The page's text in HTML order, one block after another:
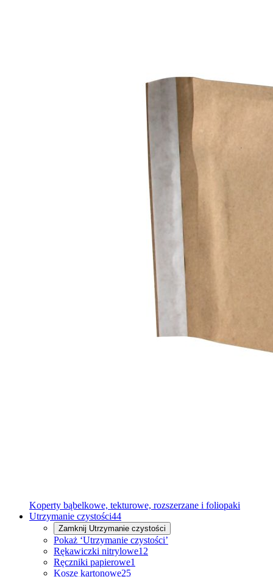
Koperty bąbelkowe, tekturowe, rozszerzane i foliopaki
Utrzymanie czystości44
Zamknij Utrzymanie czystości
Pokaż ‘Utrzymanie czystości’
Rękawiczki nitrylowe12
Ręczniki papierowe1
Kosze kartonowe25